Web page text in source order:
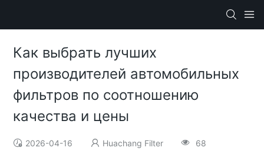
Как выбрать лучших
производителей автомобильных
фильтров по соотношению
качества и цены
2026-04-16 Huachang Filter 68